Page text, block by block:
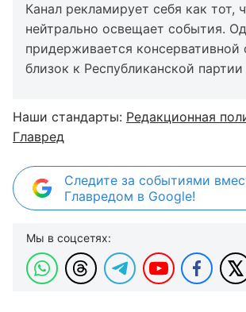
Канал рекламирует себя как тот,
нейтрально освещает события.
придерживается консервативной
близок к Республиканской
Наши стандарты: Редакционная
Главред
Следите за событиями
Главредом в Google!
Мы в соцсетях: